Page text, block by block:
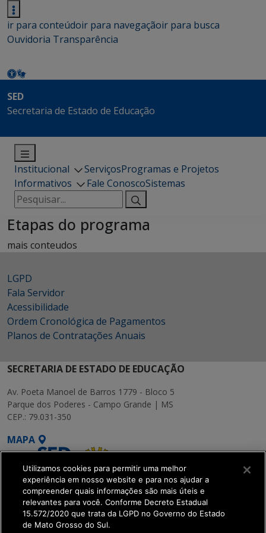
ir para conteúdoir para navegaçãoir para busca
Ouvidoria Transparência
SED
Secretaria de Estado de Educação
Institucional ServiçosProgramas e Projetos
Informativos
Fale ConoscoSistemas
Pesquisar
por:
Etapas do programa
mais conteudos
LGPD
Fala Servidor
Acessibilidade
Ordem Cronológica de Pagamentos
Planos de Contratações Anuais
SECRETARIA DE ESTADO DE EDUCAÇÃO
Av. Poeta Manoel de Barros 1779 - Bloco 5
Parque dos Poderes - Campo Grande | MS
CEP.: 79.031-350
MAPA
SETDIG | Secretaria-
Utilizamos cookies para permitir uma melhor
experiência em nosso website e para nos ajudar a
compreender quais informações são mais úteis e
relevantes para você. Conforme Decreto Estadual
15.572/2020 que trata da LGPD no Governo do Estado
de Mato Grosso do Sul.